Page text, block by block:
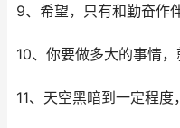
9、希望，只有和勤奋作
10、你要做多大的事情，
11、天空黑暗到一定程度